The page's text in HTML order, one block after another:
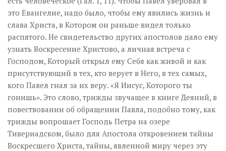
это Евангелие, надо было, чтобы ему явились жизнь и
слава Христа, в Котором он раньше видел только
распятого. Не свидетельство других апостолов дало ему
узнать Воскресение Христово, а личная встреча с
Господом, Который открыл ему Себя как живой и как
присутствующий в тех, кто верует в Него, в тех самых,
кого Павел гнал за их веру. «Я Иисус, Которого ты
гонишь». Это слово, трижды звучащее в книге Деяний, в
повествовании об обращении Павла, подобно тому, как
трижды вопрошает Господь Петра на озере
Тивериадском, было для Апостола откровением тайны
Воскресшего Христа, тайны, явленной миру через эту